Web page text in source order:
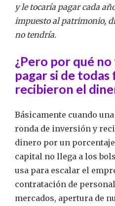
y le tocaría pagar cada
impuesto al patrimonio,
no tendría.
¿Pero por qué
pagar si de todas
recibieron el
Básicamente cuando
ronda de inversión y
dinero por un
capital no llega a los
usa para escalar el
contratación de
mercados, apertura de